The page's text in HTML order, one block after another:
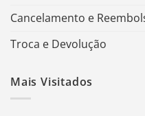
Cancelamento e
Troca e Devolução
Mais Visitados